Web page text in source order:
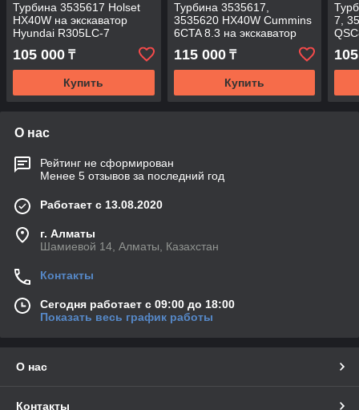
Турбина 3535617 Holset
HX40W на экскаватор
Hyundai R305LC-7
105 000 ₸
Купить
Турбина 3535617,
3535620 HX40W Cummins
6CTA 8.3 на экскаватор
Hyundai R305LC-7
115 000₸
Купить
7,
О нас
Рейтинг не сформирован
Менее 5 отзывов за последний год
Работает с 13.08.2020
г. Алматы
Шамиевой 14, Алматы, Казахстан
Контакты
Сегодня работает с 09:00 до 18:00
Показать весь график работы
О нас
Контакты